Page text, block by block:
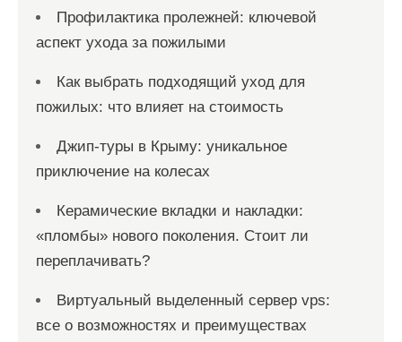
Профилактика пролежней: ключевой
аспект ухода за пожилыми
Как выбрать подходящий уход для
пожилых: что влияет на стоимость
Джип-туры в Крыму: уникальное
приключение на колесах
Керамические вкладки и накладки:
«пломбы» нового поколения. Стоит ли
переплачивать?
Виртуальный выделенный сервер vps:
все о возможностях и преимуществах